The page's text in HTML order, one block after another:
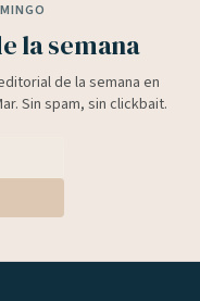
la semana
de la semana en
Sin spam, sin clickbait.